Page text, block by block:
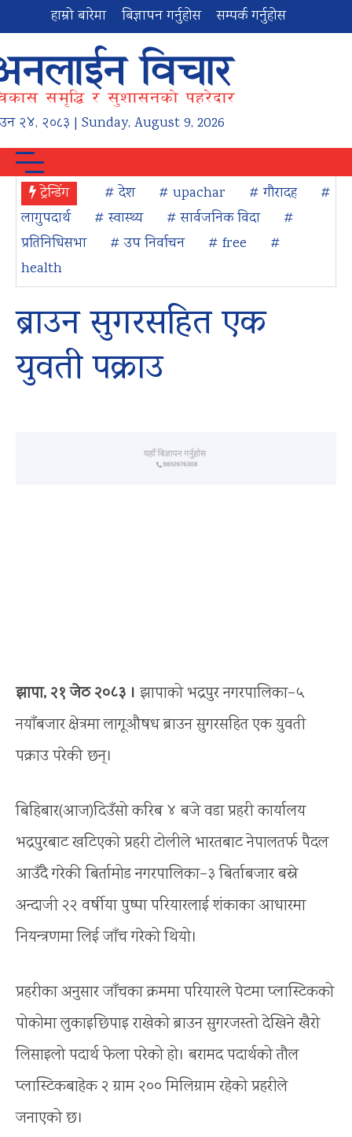
हाम्रो बारेमा बिज्ञापन गर्नुहोस सम्पर्क गर्नुहोस
२४, २०८३ | Sunday, August 9, 2026
ट्रेन्डिंग # देश # upachar # गौरादह
#
लागुपदार्थ
# स्वास्थ्य # सार्वजनिक विदा
#
प्रतिनिधिसभा
# उप निर्वाचन # free
#
health
ब्राउन सुगरसहित एक
युवती पक्राउ
झापा, २१ जेठ २०८३ । झापाको भद्रपुर नगरपालिका–५
नयाँबजार क्षेत्रमा लागूऔषध ब्राउन सुगरसहित एक युवती
पक्राउ परेकी छन्।
बिहिबार(आज)दिउँसो करिब ४ बजे वडा प्रहरी कार्यालय
भद्रपुरबाट खटिएको प्रहरी टोलीले भारतबाट नेपालतर्फ पैदल
आउँदै गरेकी बिर्तामोड नगरपालिका–३ बिर्ताबजार बस्ने
अन्दाजी २२ वर्षीया पुष्पा परियारलाई शंकाका आधारमा
नियन्त्रणमा लिई जाँच गरेको थियो।
प्रहरीका अनुसार जाँचका क्रममा परियारले पेटमा प्लास्टिकको
पोकोमा लुकाइछिपाइ राखेको ब्राउन सुगरजस्तो देखिने खैरो
लिसाइलो पदार्थ फेला परेको हो। बरामद पदार्थको तौल
प्लास्टिकबाहेक २ ग्राम २०० मिलिग्राम रहेको प्रहरीले
जनाएको छ।